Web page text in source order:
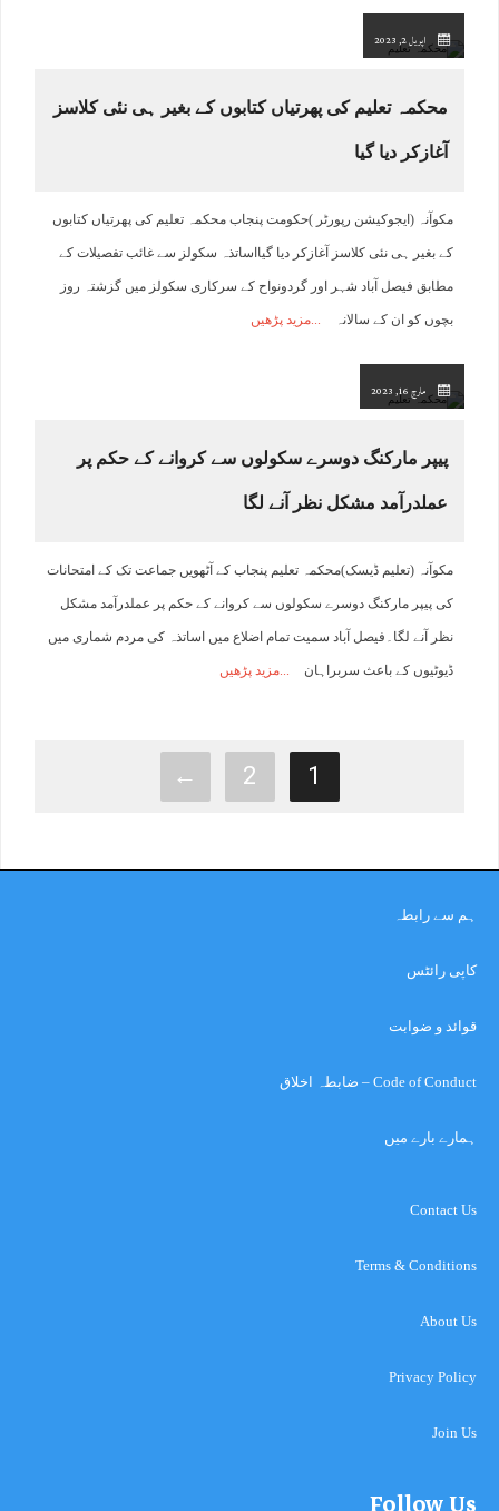
اپریل 2, 2023
محکمہ تعلیم کی پھرتیاں کتابوں کے بغیر ہی نئی کلاسز
آغازکر دیا گیا
مکوآنہ (ایجوکیشن رپورٹر )حکومت پنجاب محکمہ تعلیم کی پھرتیاں کتابوں
کے بغیر ہی نئی کلاسز آغازکر دیا گیااساتذہ سکولز سے غائب تفصیلات کے
مطابق فیصل آباد شہر اور گردونواح کے سرکاری سکولز میں گزشتہ روز
بچوں کو ان کے سالانہ مزید پڑھیں
مارچ 16, 2023
پیپر مارکنگ دوسرے سکولوں سے کروانے کے حکم پر
عملدرآمد مشکل نظر آنے لگا
مکوآنہ (تعلیم ڈیسک)محکمہ تعلیم پنجاب کے آٹھویں جماعت تک کے امتحانات
کی پیپر مارکنگ دوسرے سکولوں سے کروانے کے حکم پر عملدرآمد مشکل
نظر آنے لگا۔فیصل آباد سمیت تمام اضلاع میں اساتذہ کی مردم شماری میں
ڈیوٹیوں کے باعث سربراہان مزید پڑھیں
1
2
←
ہم سے رابطہ
کاپی رائٹس
قوائد و ضوابت
Code of Conduct – ضابطہ اخلاق
ہمارے بارے میں
Contact Us
Terms & Conditions
About Us
Privacy Policy
Join Us